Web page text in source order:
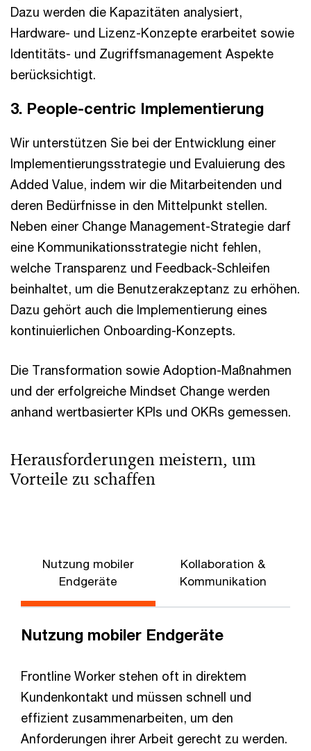
Dazu werden die Kapazitäten analysiert,
Hardware- und Lizenz-Konzepte erarbeitet sowie
Identitäts- und Zugriffsmanagement Aspekte
berücksichtigt.
3. People-centric Implementierung
Wir unterstützen Sie bei der Entwicklung einer
Implementierungsstrategie und Evaluierung des
Added Value, indem wir die Mitarbeitenden und
deren Bedürfnisse in den Mittelpunkt stellen.
Neben einer Change Management-Strategie darf
eine Kommunikationsstrategie nicht fehlen,
welche Transparenz und Feedback-Schleifen
beinhaltet, um die Benutzerakzeptanz zu erhöhen.
Dazu gehört auch die Implementierung eines
kontinuierlichen Onboarding-Konzepts.
Die Transformation sowie Adoption-Maßnahmen
und der erfolgreiche Mindset Change werden
anhand wertbasierter KPIs und OKRs gemessen.
Herausforderungen meistern, um
Vorteile zu schaffen
Nutzung mobiler
Endgeräte
Kollaboration &
Kommunikation
Nutzung mobiler Endgeräte
Frontline Worker stehen oft in direktem
Kundenkontakt und müssen schnell und
effizient zusammenarbeiten, um den
Anforderungen ihrer Arbeit gerecht zu werden.